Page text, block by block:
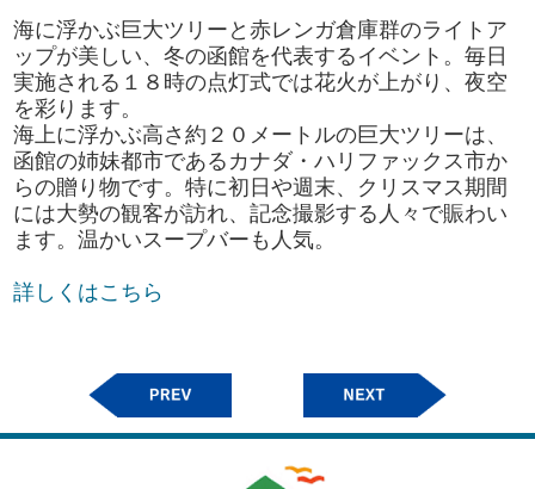
海に浮かぶ巨大ツリーと赤レンガ倉庫群のライトア
ップが美しい、冬の函館を代表するイベント。毎日
実施される１８時の点灯式では花火が上がり、夜空
を彩ります。
海上に浮かぶ高さ約２０メートルの巨大ツリーは、
函館の姉妹都市であるカナダ・ハリファックス市か
らの贈り物です。特に初日や週末、クリスマス期間
には大勢の観客が訪れ、記念撮影する人々で賑わい
ます。温かいスープバーも人気。
詳しくはこちら